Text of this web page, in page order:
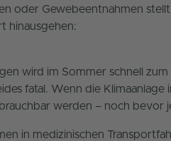
oder Gewebeentnahmen
hinausgehen:
wird im Sommer schnell
fatal. Wenn die
werden – noch bevor
in medizinischen